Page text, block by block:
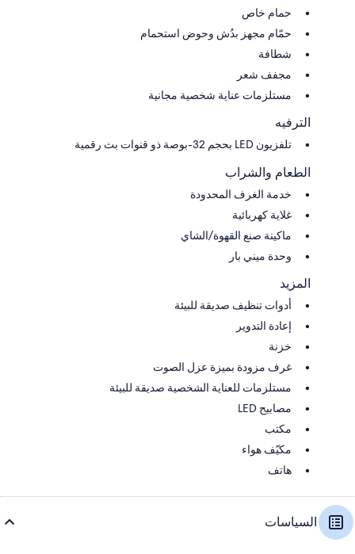
حمام خاص
حمّام مجهز بدُش وحوض استحمام
شطافة
مجفف شعر
مستلزمات عناية شخصية مجانية
الترفيه
تلفزيون LED بحجم 32-بوصة ذو قنوات بث رقمية
الطعام والشراب
خدمة الغرف المحدودة
غلاية كهربائية
ماكينة صنع القهوة/الشاي
وحدة ميني بار
المزيد
أدوات تنظيف صديقة للبيئة
إعادة التدوير
خزنة
غرف مزودة بميزة عزل الصوت
مستلزمات للعناية الشخصية صديقة للبيئة
مصابيح LED
مكتب
مكيّف هواء
هاتف
السياسات